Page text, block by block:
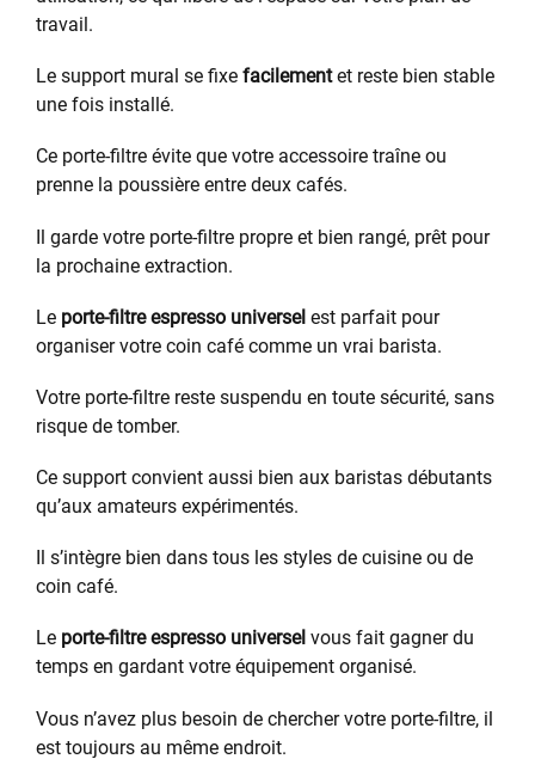
travail.
Le support mural se fixe facilementet reste bien stable
une fois installé.
Ce porte-filtre évite que votre accessoire traîne ou
prenne la poussière entre deux cafés.
Il garde votre porte-filtre propre et bien rangé, prêt pour
la prochaine extraction.
Le porte-filtre espresso universel est parfait pour
organiser votre coin café comme un vrai barista.
Votre porte-filtre reste suspendu en toute sécurité, sans
risque de tomber.
Ce support convient aussi bien aux baristas débutants
qu’aux amateurs expérimentés.
Il s’intègre bien dans tous les styles de cuisine ou de
coin café.
Le porte-filtre espresso universel vous fait gagner du
temps en gardant votre équipement organisé.
Vous n’avez plus besoin de chercher votre porte-filtre, il
est toujours au même endroit.